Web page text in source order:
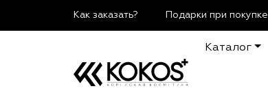
Как заказать? Подарки при покупке
Каталог